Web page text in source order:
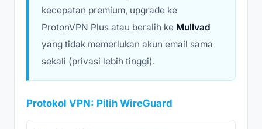
kecepatan premium, upgrade ke
ProtonVPN Plus atau beralih ke Mullvad
yang tidak memerlukan akun email sama
sekali (privasi lebih tinggi).
Protokol VPN: Pilih WireGuard